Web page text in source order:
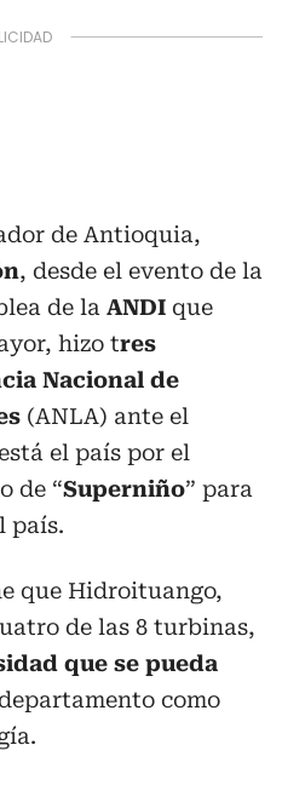
de Antioquia,
, desde el evento de la
de la ANDI que
hizo tres
Nacional de
(ANLA) ante el
el país por el
de “Superniño” para
país.
que Hidroituango,
de las 8 turbinas,
que se pueda
como